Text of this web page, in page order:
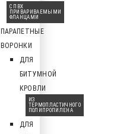
С ПВХ
ПРИВАРИВАЕМЫМИ
ФЛАНЦАМИ
ПАРАПЕТНЫЕ
ВОРОНКИ
ДЛЯ
БИТУМНОЙ
КРОВЛИ
ИЗ
ТЕРМОПЛАСТИЧНОГО
ПОЛИПРОПИЛЕНА
ДЛЯ